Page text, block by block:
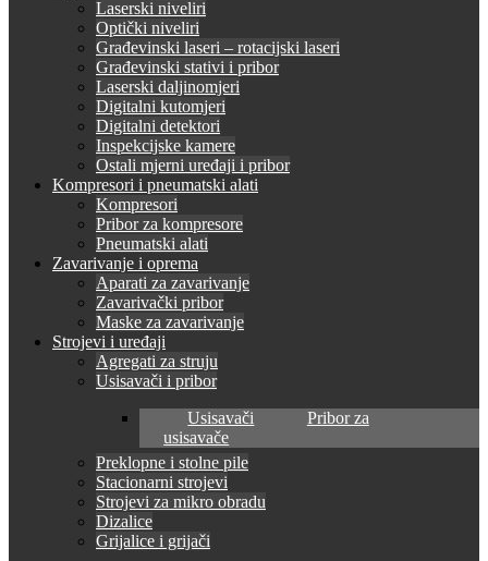
Laserski niveliri
Optički niveliri
Građevinski laseri – rotacijski laseri
Građevinski stativi i pribor
Laserski daljinomjeri
Digitalni kutomjeri
Digitalni detektori
Inspekcijske kamere
Ostali mjerni uređaji i pribor
Kompresori i pneumatski alati
Kompresori
Pribor za kompresore
Pneumatski alati
Zavarivanje i oprema
Aparati za zavarivanje
Zavarivački pribor
Maske za zavarivanje
Strojevi i uređaji
Agregati za struju
Usisavači i pribor
Usisavači
Pribor za
usisavače
Preklopne i stolne pile
Stacionarni strojevi
Strojevi za mikro obradu
Dizalice
Grijalice i grijači